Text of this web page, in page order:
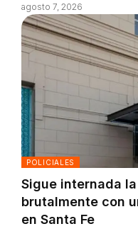
agosto 7, 2026
POLICIALES
Sigue internada
brutalmente con
en Santa Fe